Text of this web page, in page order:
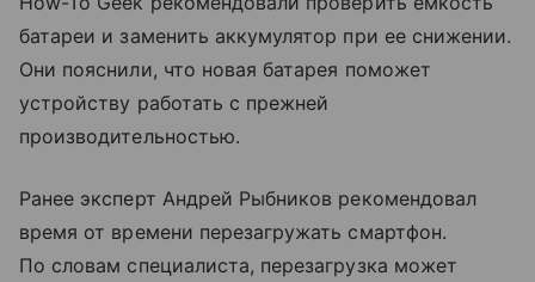
батареи и заменить аккумулятор при ее снижении.
Они пояснили, что новая батарея поможет
устройству работать с прежней
производительностью.
Ранее эксперт Андрей Рыбников рекомендовал
время от времени перезагружать смартфон.
По словам специалиста, перезагрузка может